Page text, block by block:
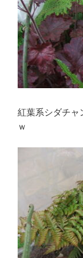
紅葉系シダチャ
ｗ